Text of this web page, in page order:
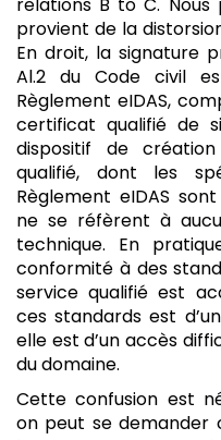
relations B to C.
provient de la
En droit, la signature
Al.2 du Code civil
Règlement eIDAS,
certificat qualifié de
dispositif de
qualifié, dont les
Règlement eIDAS
ne se réfèrent à
technique. En
conformité à des
service qualifié est
ces standards est
elle est d’un accès
du domaine.
Cette confusion est
on peut se demander